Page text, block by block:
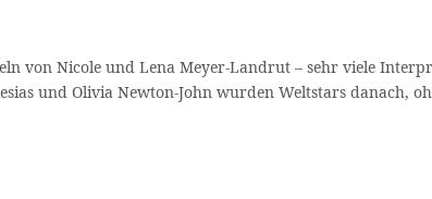
von Nicole und Lena Meyer-Landrut – sehr viele
und Olivia Newton-John wurden Weltstars danach,